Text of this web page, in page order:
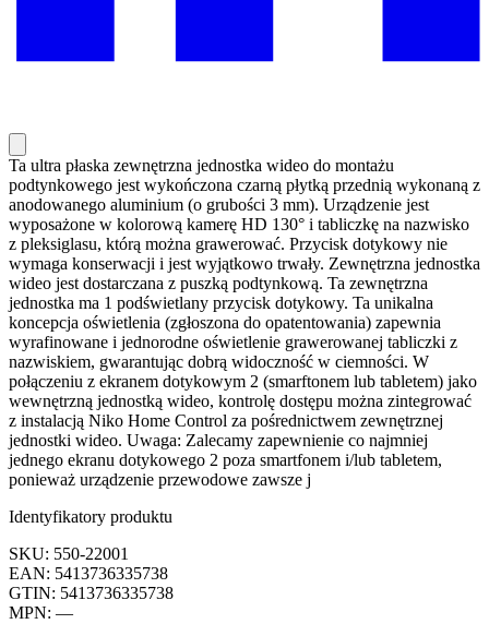
Ta ultra płaska zewnętrzna jednostka wideo do montażu
podtynkowego jest wykończona czarną płytką przednią wykonaną z
anodowanego aluminium (o grubości 3 mm). Urządzenie jest
wyposażone w kolorową kamerę HD 130° i tabliczkę na nazwisko
z pleksiglasu, którą można grawerować. Przycisk dotykowy nie
wymaga konserwacji i jest wyjątkowo trwały. Zewnętrzna jednostka
wideo jest dostarczana z puszką podtynkową. Ta zewnętrzna
jednostka ma 1 podświetlany przycisk dotykowy. Ta unikalna
koncepcja oświetlenia (zgłoszona do opatentowania) zapewnia
wyrafinowane i jednorodne oświetlenie grawerowanej tabliczki z
nazwiskiem, gwarantując dobrą widoczność w ciemności. W
połączeniu z ekranem dotykowym 2 (smarftonem lub tabletem) jako
wewnętrzną jednostką wideo, kontrolę dostępu można zintegrować
z instalacją Niko Home Control za pośrednictwem zewnętrznej
jednostki wideo. Uwaga: Zalecamy zapewnienie co najmniej
jednego ekranu dotykowego 2 poza smartfonem i/lub tabletem,
ponieważ urządzenie przewodowe zawsze j
Identyfikatory produktu
SKU: 550-22001
EAN: 5413736335738
GTIN: 5413736335738
MPN: —